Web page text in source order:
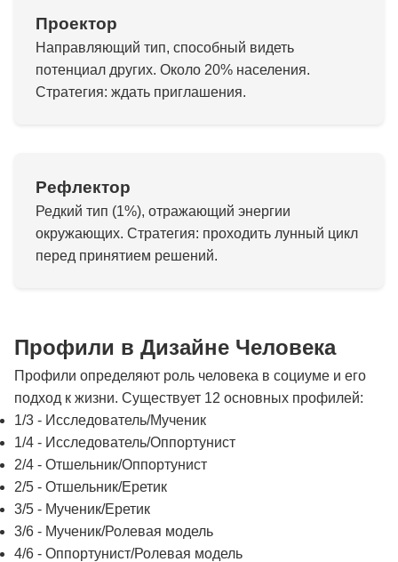
Проектор
Направляющий тип, способный видеть
потенциал других. Около 20% населения.
Стратегия: ждать приглашения.
Рефлектор
Редкий тип (1%), отражающий энергии
окружающих. Стратегия: проходить лунный цикл
перед принятием решений.
Профили в Дизайне Человека
Профили определяют роль человека в социуме и его
подход к жизни. Существует 12 основных профилей:
1/3 - Исследователь/Мученик
1/4 - Исследователь/Оппортунист
2/4 - Отшельник/Оппортунист
2/5 - Отшельник/Еретик
3/5 - Мученик/Еретик
3/6 - Мученик/Ролевая модель
4/6 - Оппортунист/Ролевая модель